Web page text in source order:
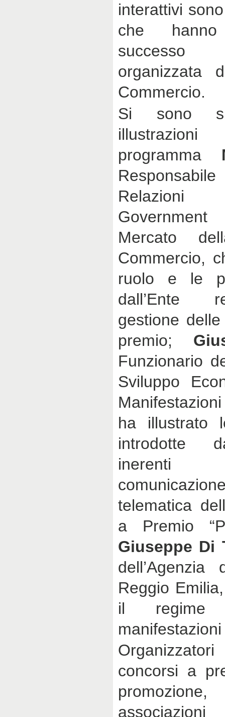
interattivi
che
successo
organizzata
Commercio.
Si sono
programma
Relazioni
Mercato
Commercio,
ruolo e le
dall’Ente
gestione
premio;
Funzionario
Sviluppo
ha illustrato
introdotte
telematica
a Premio
Giuseppe Di
Reggio
il regime
concorsi a